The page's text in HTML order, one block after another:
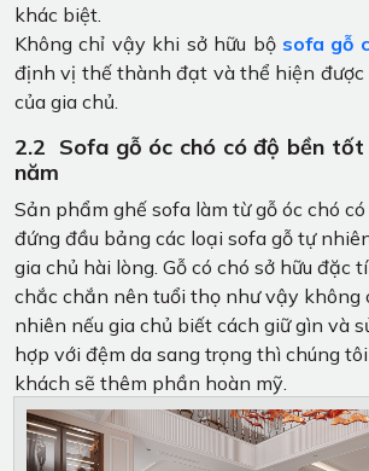
khác biệt.
Không chỉ vậy khi sở hữu bộ sofa gỗ
định vị thế thành đạt và thể hiện được
của gia chủ.
2.2 Sofa gỗ óc chó có độ bền
năm
Sản phẩm ghế sofa làm từ gỗ óc chó
đứng đầu bảng các loại sofa gỗ tự
gia chủ hài lòng. Gỗ có chó sở hữu đặc
chắc chắn nên tuổi thọ như vậy không
nhiên nếu gia chủ biết cách giữ gìn và
hợp với đệm da sang trọng thì chúng
khách sẽ thêm phần hoàn mỹ.